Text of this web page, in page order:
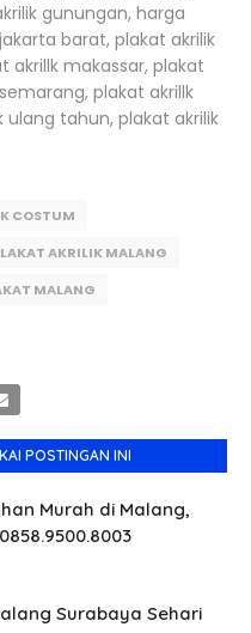
gunungan, harga
barat, plakat akrilik
akrillk makassar, plakat
plakat akrillk
tahun, plakat akrilik
COSTUM
AKRILIK MALANG
MALANG
POSTINGAN INI
Murah di Malang,
Surabaya Sehari